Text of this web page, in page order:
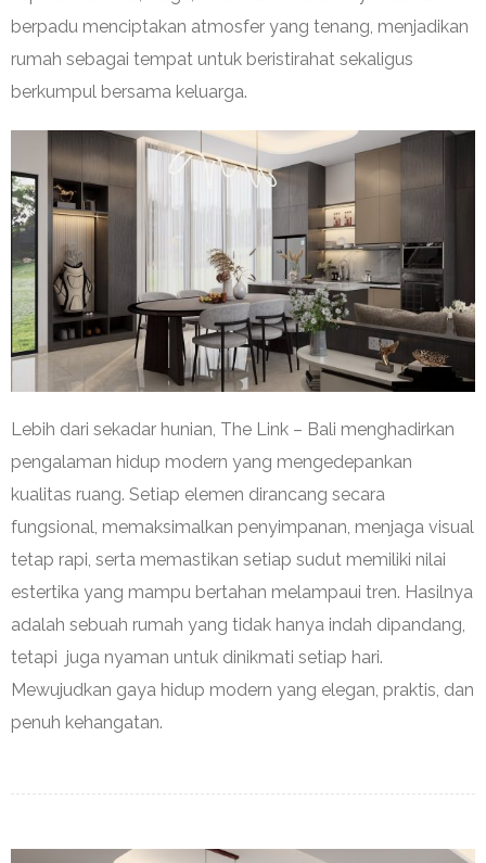
berpadu menciptakan atmosfer yang tenang, menjadikan
rumah sebagai tempat untuk beristirahat sekaligus
berkumpul bersama keluarga.
Lebih dari sekadar hunian, The Link – Bali menghadirkan
pengalaman hidup modern yang mengedepankan
kualitas ruang. Setiap elemen dirancang secara
fungsional, memaksimalkan penyimpanan, menjaga visual
tetap rapi, serta memastikan setiap sudut memiliki nilai
estertika yang mampu bertahan melampaui tren. Hasilnya
adalah sebuah rumah yang tidak hanya indah dipandang,
tetapi juga nyaman untuk dinikmati setiap hari.
Mewujudkan gaya hidup modern yang elegan, praktis, dan
penuh kehangatan.